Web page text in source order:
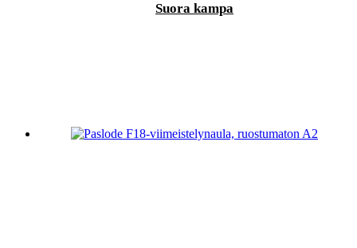
Suora kampa